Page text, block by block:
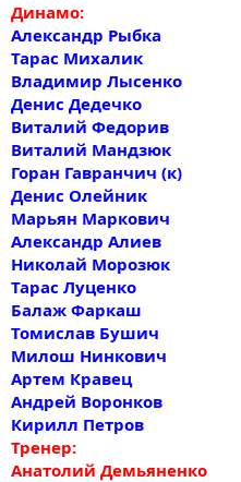
Динамо:
Александр Рыбка
Тарас Михалик
Владимир Лысенко
Денис Дедечко
Виталий Федорив
Виталий Мандзюк
Горан Гавранчич (к)
Денис Олейник
Марьян Маркович
Александр Алиев
Николай Морозюк
Тарас Луценко
Балаж Фаркаш
Томислав Бушич
Милош Нинкович
Артем Кравец
Андрей Воронков
Кирилл Петров
Тренер:
Анатолий Демьяненко